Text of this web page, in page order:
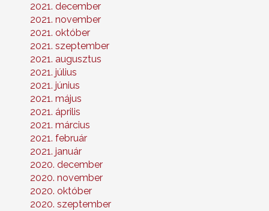
2021. december
2021. november
2021. október
2021. szeptember
2021. augusztus
2021. július
2021. június
2021. május
2021. április
2021. március
2021. február
2021. január
2020. december
2020. november
2020. október
2020. szeptember